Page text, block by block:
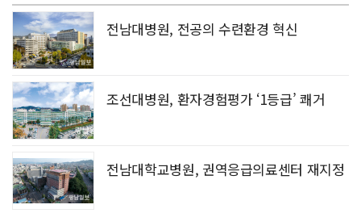
전남대병원, 전공의 수련환경 혁신
조선대병원, 환자경험평가 ‘1등급’ 쾌거
전남대학교병원, 권역응급의료센터 재지정